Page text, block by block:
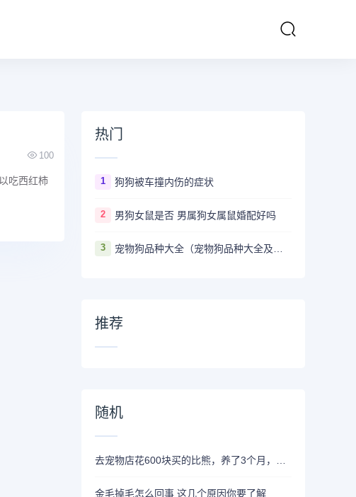
100
吃西红柿
热门
1 狗狗被车撞内伤的症状
2 男狗女鼠是否 男属狗女属鼠婚配好吗
3
推荐
随机
金毛掉毛怎么回事 这几个原因你要了解